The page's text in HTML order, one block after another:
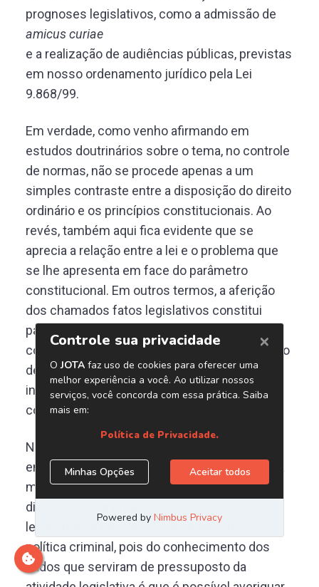
prognoses legislativos, como a admissão de
amicus curiae
e a realização de audiências públicas, previstas
em nosso ordenamento jurídico pela Lei
9.868/99.
Em verdade, como venho afirmando em
estudos doutrinários sobre o tema, no controle
de normas, não se procede apenas a um
simples contraste entre a disposição do direito
ordinário e os princípios constitucionais. Ao
revés, também aqui fica evidente que se
aprecia a relação entre a lei e o problema que
se lhe apresenta em face do parâmetro
constitucional. Em outros termos, a aferição
dos chamados fatos legislativos constitui
parte essencial do controle de
constitucionalidade, de modo que a verificação
desses fatos relaciona-se íntima e
indissociavelmente com a própria
competência do Tribunal.
No âmbito do controle de constitucionalidade
em matéria penal, deve o Tribunal, portanto, na
maior medida possível, inteirar-se dos
diagnósticos e prognósticos realizados pelo
legislador na concepção de determinada
política criminal, pois do conhecimento dos
dados que serviram de pressuposto da